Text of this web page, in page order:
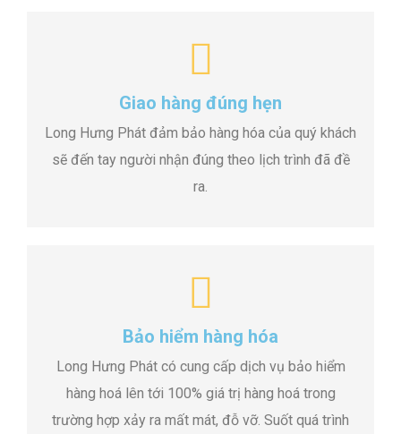
Giao hàng đúng hẹn
Long Hưng Phát đảm bảo hàng hóa của quý khách
sẽ đến tay người nhận đúng theo lịch trình đã đề
ra.
Bảo hiểm hàng hóa
Long Hưng Phát có cung cấp dịch vụ bảo hiểm
hàng hoá lên tới 100% giá trị hàng hoá trong
trường hợp xảy ra mất mát, đỗ vỡ. Suốt quá trình